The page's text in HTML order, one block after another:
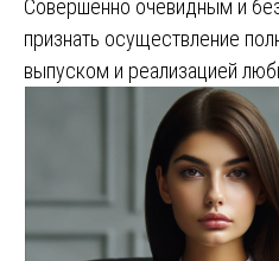
Совершенно очевидным и
признать осуществление
выпуском и реализацией